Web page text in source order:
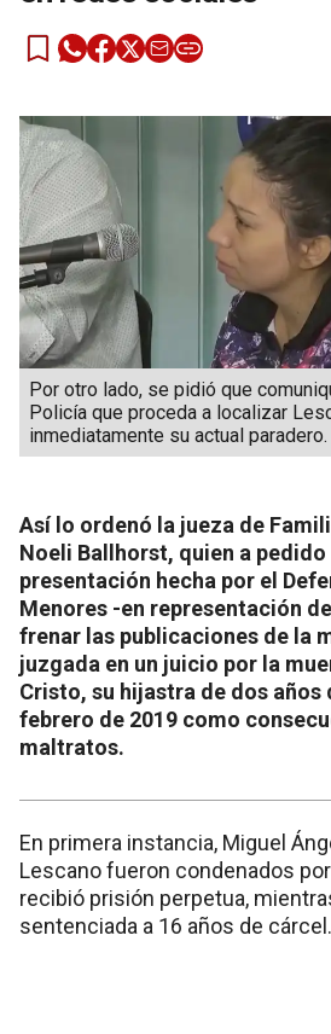
Por otro lado, se pidió que
Policía que proceda a localizar
inmediatamente su actual paradero.
Así lo ordenó la jueza de
Noeli Ballhorst, quien a pedido
presentación hecha por el
Menores -en representación
frenar las publicaciones de la
juzgada en un juicio por la
Cristo, su hijastra de dos años
febrero de 2019 como
maltratos.
En primera instancia, Miguel
Lescano fueron condenados
recibió prisión perpetua,
sentenciada a 16 años de cárcel.